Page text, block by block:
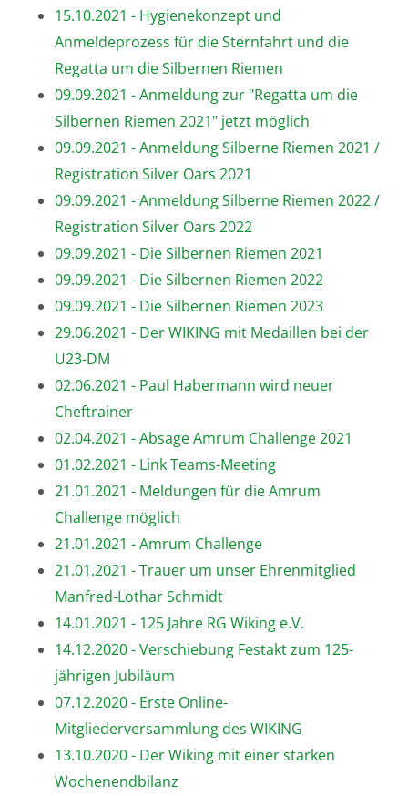
15.10.2021 - Hygienekonzept und
Anmeldeprozess für die Sternfahrt und die
Regatta um die Silbernen Riemen
09.09.2021 - Anmeldung zur "Regatta um die
Silbernen Riemen 2021" jetzt möglich
09.09.2021 - Anmeldung Silberne Riemen 2021 /
Registration Silver Oars 2021
09.09.2021 - Anmeldung Silberne Riemen 2022 /
Registration Silver Oars 2022
09.09.2021 - Die Silbernen Riemen 2021
09.09.2021 - Die Silbernen Riemen 2022
09.09.2021 - Die Silbernen Riemen 2023
29.06.2021 - Der WIKING mit Medaillen bei der
U23-DM
02.06.2021 - Paul Habermann wird neuer
Cheftrainer
02.04.2021 - Absage Amrum Challenge 2021
01.02.2021 - Link Teams-Meeting
21.01.2021 - Meldungen für die Amrum
Challenge möglich
21.01.2021 - Amrum Challenge
21.01.2021 - Trauer um unser Ehrenmitglied
Manfred-Lothar Schmidt
14.01.2021 - 125 Jahre RG Wiking e.V.
14.12.2020 - Verschiebung Festakt zum 125-
jährigen Jubiläum
07.12.2020 - Erste Online-
Mitgliederversammlung des WIKING
13.10.2020 - Der Wiking mit einer starken
Wochenendbilanz